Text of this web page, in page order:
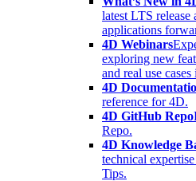
latest LTS
applications
4D Webinars
exploring new
and real use
4D
reference for 4D.
4D GitHub Repo
Repo.
4D Knowledge
technical
Tips.